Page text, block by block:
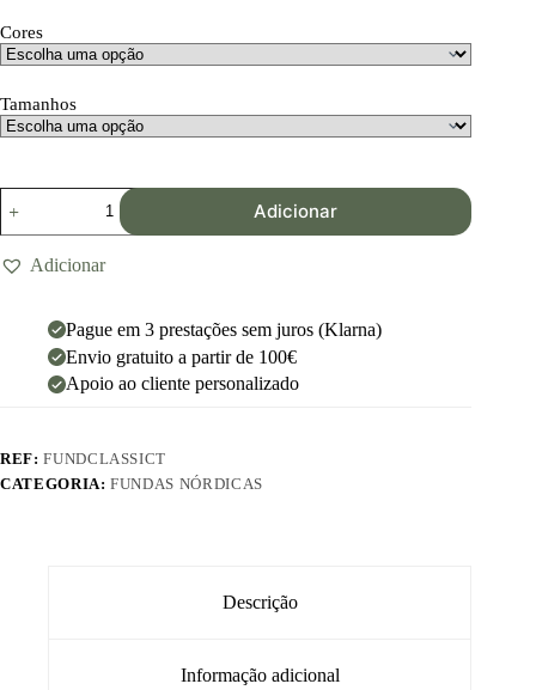
Cores
Tamanhos
Adicionar
Adicionar
Pague em 3 prestações sem juros (Klarna)
Envio gratuito a partir de 100€
Apoio ao cliente personalizado
REF:FUNDCLASSICT
CATEGORIA:FUNDAS NÓRDICAS
Descrição
Informação adicional